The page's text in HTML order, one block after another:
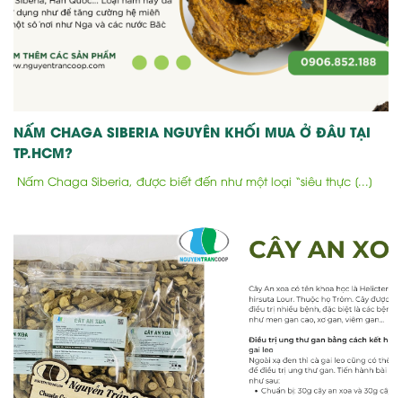
NẤM CHAGA SIBERIA NGUYÊN KHỐI MUA Ở ĐÂU TẠI
TP.HCM?
Nấm Chaga Siberia, được biết đến như một loại “siêu thực [...]